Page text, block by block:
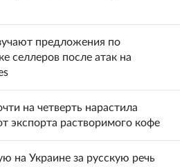
предложения по
селлеров после атак на
на четверть нарастила
экспорта растворимого кофе
на Украине за русскую речь